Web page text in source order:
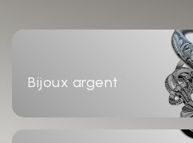
Bijoux argent